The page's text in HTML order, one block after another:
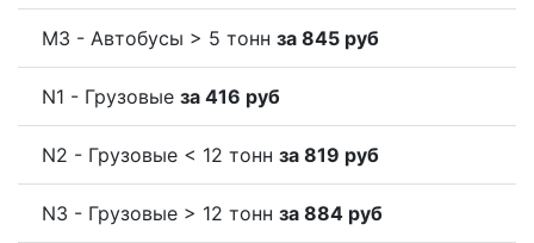
M3 - Автобусы > 5 тонн за 845 руб
N1 - Грузовые за 416 руб
N2 - Грузовые < 12 тонн за 819 руб
N3 - Грузовые > 12 тонн за 884 руб